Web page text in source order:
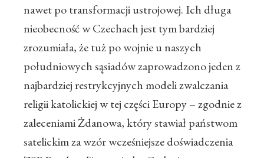
nawet po transformacji ustrojowej. Ich długa
nieobecność w Czechach jest tym bardziej
zrozumiała, że tuż po wojnie u naszych
południowych sąsiadów zaprowadzono jeden z
najbardziej restrykcyjnych modeli zwalczania
religii katolickiej w tej części Europy – zgodnie z
zaleceniami Żdanowa, który stawiał państwom
satelickim za wzór wcześniejsze doświadczenia